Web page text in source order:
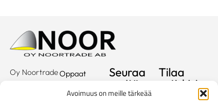
Avoimuus on meille tärkeää
Oy Noortrade
Hallimestarinkatu
Oppaat
Kuvastot
Seuraa
meitä
Tilaa
uutiskirje